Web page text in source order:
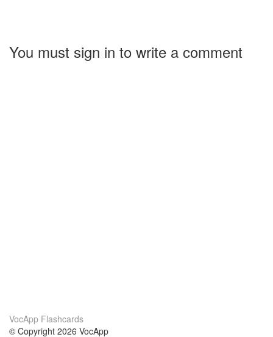
You must sign in to write a comment
VocApp Flashcards
© Copyright 2026 VocApp